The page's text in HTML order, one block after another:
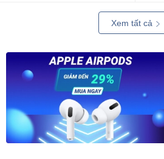
Xem tất cả